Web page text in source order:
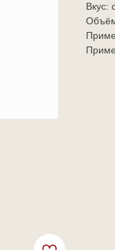
Вкус: